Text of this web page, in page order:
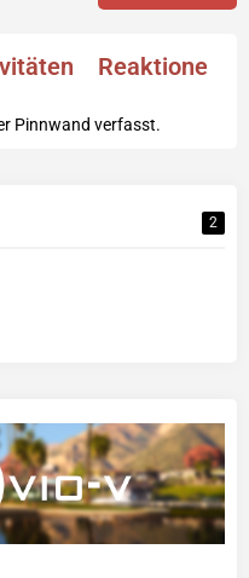
Reaktionen
Pinnwand verfasst.
2